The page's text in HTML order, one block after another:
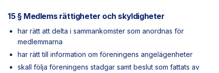
15 § Medlems rättigheter och skyldigheter
har rätt att delta i sammankomster som anordnas för
medlemmarna
har rätt till information om föreningens angelägenheter
skall följa föreningens stadgar samt beslut som fattats av